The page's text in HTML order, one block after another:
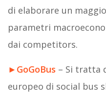
di elaborare un
parametri
dai competitors.
► GoGoBus – Si tratta
europeo di social bus